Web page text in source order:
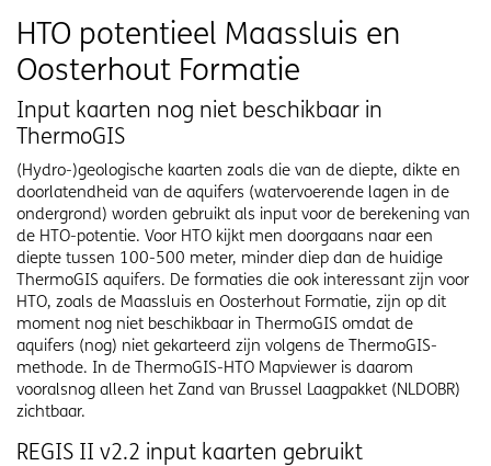
HTO potentieel Maassluis en
Oosterhout Formatie
Input kaarten nog niet beschikbaar in
ThermoGIS
(Hydro-)geologische kaarten zoals die van de diepte, dikte en
doorlatendheid van de aquifers (watervoerende lagen in de
ondergrond) worden gebruikt als input voor de berekening van
de HTO-potentie. Voor HTO kijkt men doorgaans naar een
diepte tussen 100-500 meter, minder diep dan de huidige
ThermoGIS aquifers. De formaties die ook interessant zijn voor
HTO, zoals de Maassluis en Oosterhout Formatie, zijn op dit
moment nog niet beschikbaar in ThermoGIS omdat de
aquifers (nog) niet gekarteerd zijn volgens de ThermoGIS-
methode. In de ThermoGIS-HTO Mapviewer is daarom
vooralsnog alleen het Zand van Brussel Laagpakket (NLDOBR)
zichtbaar.
REGIS II v2.2 input kaarten gebruikt